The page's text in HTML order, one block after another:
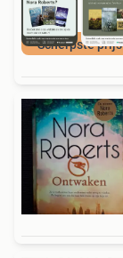
Scherpste prijs